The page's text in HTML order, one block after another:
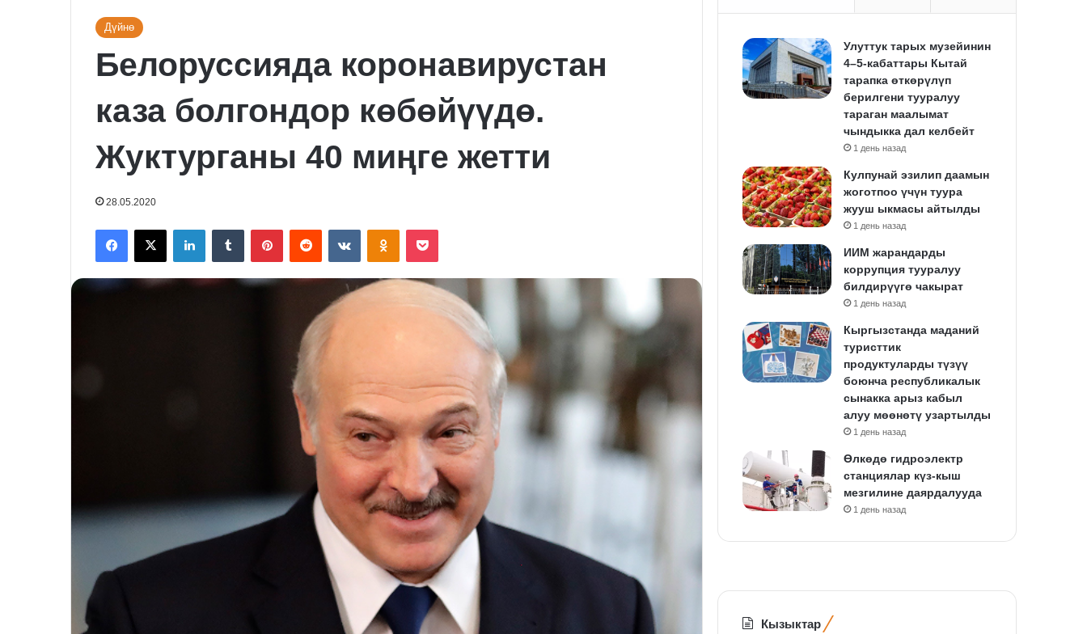
Дүйнө
Белоруссияда коронавирустан
каза болгондор көбөйүүдө.
Жуктурганы 40 миңге жетти
28.05.2020
FacebookX LinkedInTumblr PinterestReddit VKontakteOdnoklassniki
Pocket
Улуттук тарых музейинин
4–5-кабаттары Кытай
тарапка өткөрүлүп
берилгени тууралуу
тараган маалымат
чындыкка дал келбейт
1 день назад
Кулпунай эзилип даамын
жоготпоо үчүн туура
жууш ыкмасы айтылды
1 день назад
ИИМ жарандарды
коррупция тууралуу
билдирүүгө чакырат
1 день назад
Кыргызстанда маданий
туристтик
продуктуларды түзүү
боюнча республикалык
сынакка арыз кабыл
алуу мөөнөтү узартылды
1 день назад
Өлкөдө гидроэлектр
станциялар күз-кыш
мезгилине даярдалууда
1 день назад
Кызыктар